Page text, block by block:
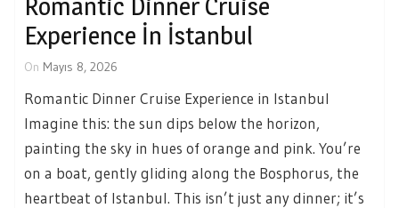
Experience İn İstanbul
On Mayıs 8, 2026
Romantic Dinner Cruise Experience in Istanbul
Imagine this: the sun dips below the horizon,
painting the sky in hues of orange and pink. You’re
on a boat, gently gliding along the Bosphorus, the
heartbeat of Istanbul. This isn’t just any dinner; it’s